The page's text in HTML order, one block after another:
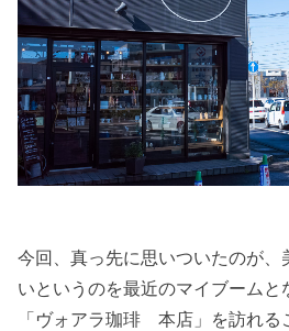
今回、真っ先に思いついたのが、
いというのを最近のマイブームと
「ヴォアラ珈琲 本店」を訪れる